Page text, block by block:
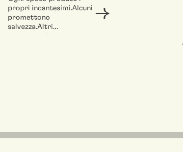
propri incantesimi.Alcuni
promettono
salvezza.Altri